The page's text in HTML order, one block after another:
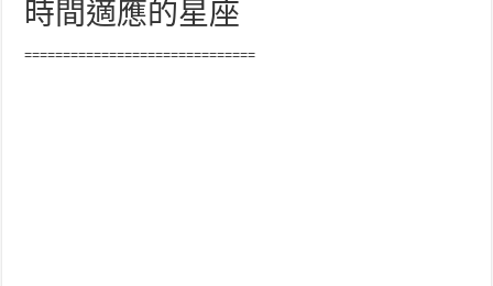
時間適應的星座
==============================